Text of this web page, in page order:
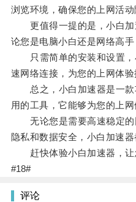
浏览环境，确保您的上网活动
更值得一提的是，小白加
论您是电脑小白还是网络高手
只需简单的安装和设置，
速网络连接，为您的上网体验
总之，小白加速器是一款
用的工具，它能够为您的上网
无论您是需要高速稳定的
隐私和数据安全，小白加速器
赶快体验小白加速器，让
#18#
评论